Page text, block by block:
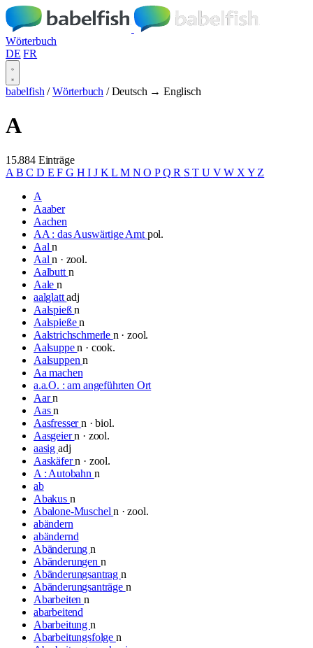
Wörterbuch
DE FR
babelfish / Wörterbuch / Deutsch → Englisch
A
15.884 Einträge
A BC D EF G HI J KL M NO PQR STU VW X Y Z
A
Aaaber
Aachen
AA : das Auswärtige Amt pol.
Aaln
Aaln · zool.
Aalbutt n
Aalen
aalglattadj
Aalspießn
Aalspießen
Aalstrichschmerle n · zool.
Aalsuppen · cook.
Aalsuppenn
Aa machen
a.a.O. : am angeführten Ort
Aarn
Aasn
Aasfressern · biol.
Aasgeiern · zool.
aasig adj
Aaskäfern · zool.
A : Autobahn n
ab
Abakus n
Abalone-Muscheln · zool.
abändern
abändernd
Abänderungn
Abänderungen n
Abänderungsantrag n
Abänderungsanträge n
Abarbeitenn
abarbeitend
Abarbeitung n
Abarbeitungsfolge n